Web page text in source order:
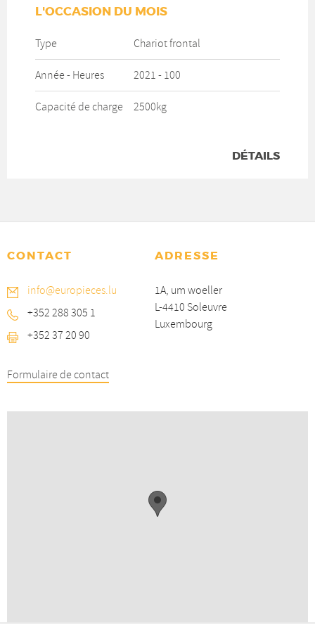
L'OCCASION DU MOIS
Type Chariot frontal
Année - Heures 2021 - 100
Capacité de charge 2500kg
DÉTAILS
CONTACT
info@europieces.lu
+352 288 305 1
+352 37 20 90
Formulaire de contact
ADRESSE
1A, um woeller
L-4410 Soleuvre
Luxembourg